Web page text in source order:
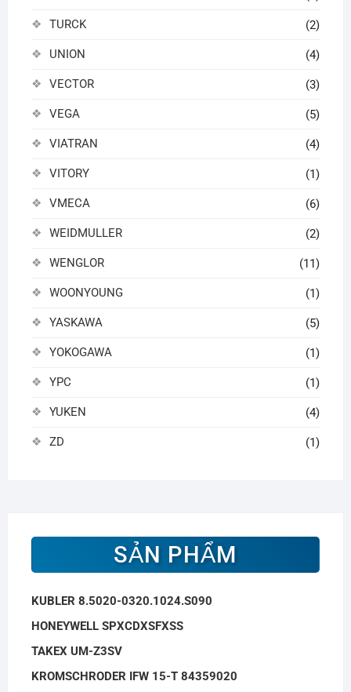
TURCK (2)
UNION (4)
VECTOR (3)
VEGA (5)
VIATRAN (4)
VITORY (1)
VMECA (6)
WEIDMULLER (2)
WENGLOR (11)
WOONYOUNG (1)
YASKAWA (5)
YOKOGAWA (1)
YPC (1)
YUKEN (4)
ZD (1)
SẢN PHẨM
KUBLER 8.5020-0320.1024.S090
HONEYWELL SPXCDXSFXSS
TAKEX UM-Z3SV
KROMSCHRODER IFW 15-T 84359020